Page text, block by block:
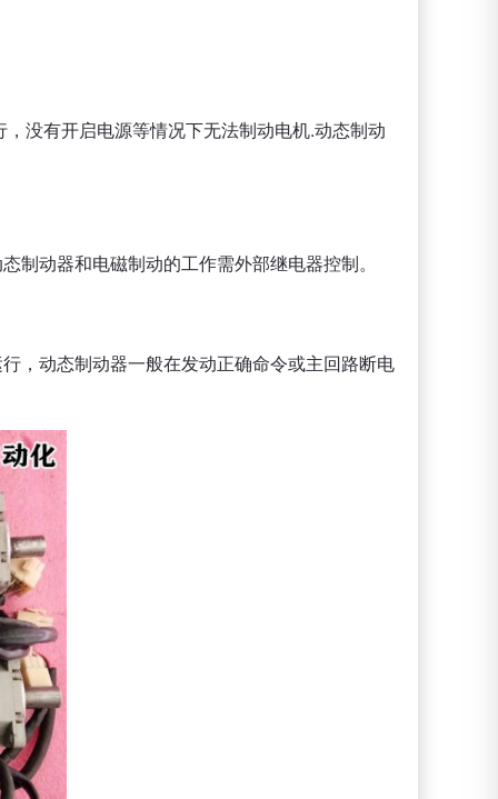
没有开启电源等情况下无法制动电机.动态制动
制动器和电磁制动的工作需外部继电器控制。
，动态制动器一般在发动正确命令或主回路断电